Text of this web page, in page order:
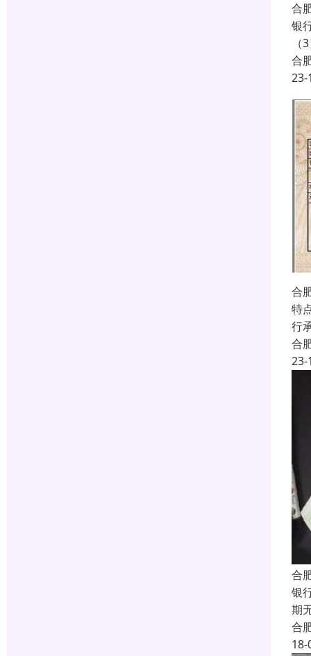
合
银
合
23-
合
特
行
合
23-
合
银
期
合
18-